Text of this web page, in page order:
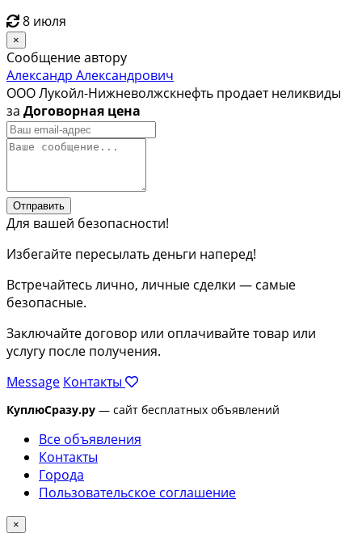
8 июля
×
Сообщение автору
Александр Александрович
ООО Лукойл-Нижневолжскнефть продает неликвиды
за Договорная цена
Отправить
Для вашей безопасности!
Избегайте пересылать деньги наперед!
Встречайтесь лично, личные сделки — самые
безопасные.
Заключайте договор или оплачивайте товар или
услугу после получения.
Message Контакты
КуплюСразу.ру — сайт бесплатных объявлений
Все объявления
Контакты
Города
Пользовательское соглашение
×